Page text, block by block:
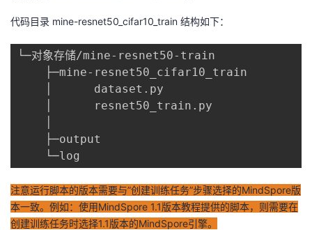
代码目录 mine-resnet50_cifar10_train 结构如下：
└─对象存储/mine-resnet50-train
    ├─mine-resnet50_cifar10_train
    │      dataset.py
    │      resnet50_train.py
    ├─output
    └─log
注意运行脚本的版本需要与”创建训练任务”步骤选择的MindSpore版
本一致。例如：使用MindSpore 1.1版本教程提供的脚本，则需要在
创建训练任务时选择1.1版本的MindSpore引擎。